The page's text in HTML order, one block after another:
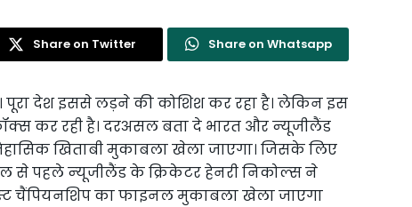
Share on Twitter Share on Whatsapp
पूरा देश इससे लड़ने की कोशिश कर रहा है। लेकिन इस
कर रही है। दरअसल बता दे भारत और न्‍यूजीलैंड
खिताबी मुकाबला खेला जाएगा। जिसके लिए
से पहले न्‍यूजीलैंड के क्रिकेटर हेनरी निकोल्‍स ने
चैंपियनशिप का फाइनल मुकाबला खेला जाएगा